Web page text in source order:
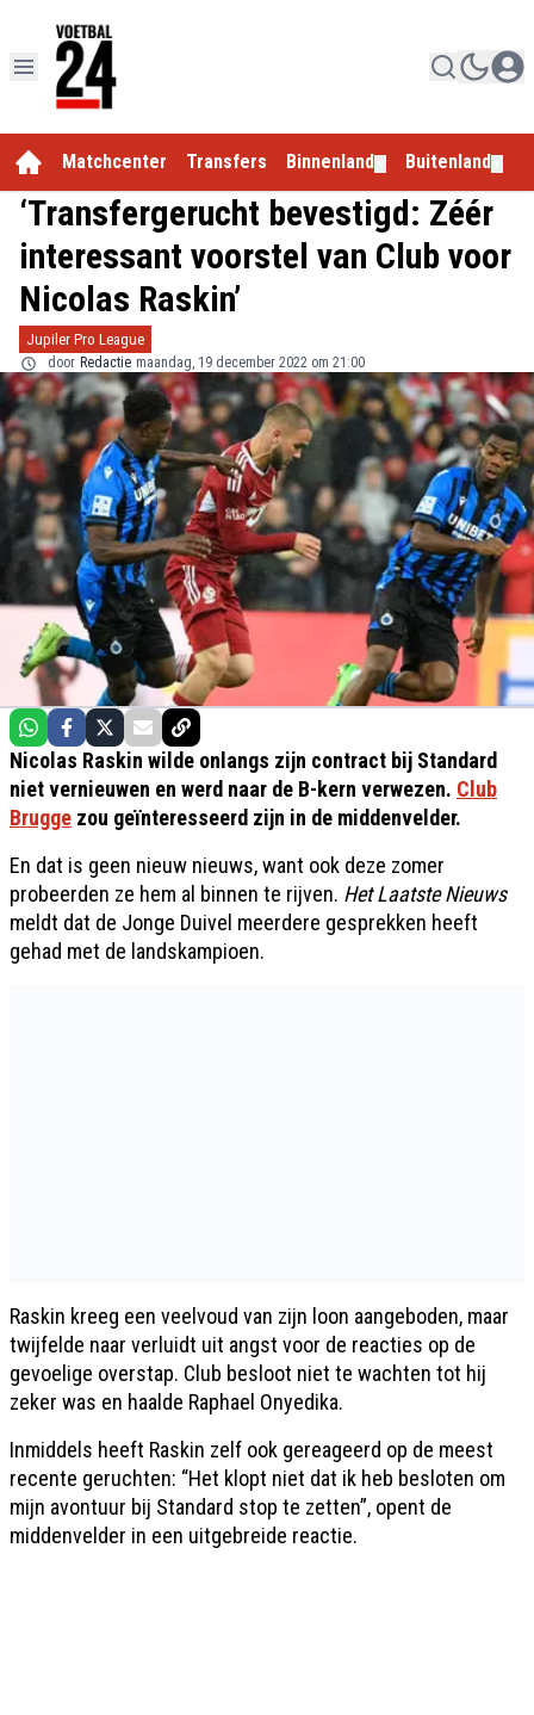
Matchcenter Transfers Binnenland Buitenland
‘Transfergerucht bevestigd: Zéér
interessant voorstel van Club voor
Nicolas Raskin’
Jupiler Pro League
door Redactie maandag, 19 december 2022 om 21:00
Nicolas Raskin wilde onlangs zijn contract bij Standard
niet vernieuwen en werd naar de B-kern verwezen. Club
Brugge zou geïnteresseerd zijn in de middenvelder.
En dat is geen nieuw nieuws, want ook deze zomer
probeerden ze hem al binnen te rijven. Het Laatste Nieuws
meldt dat de Jonge Duivel meerdere gesprekken heeft
gehad met de landskampioen.
Raskin kreeg een veelvoud van zijn loon aangeboden, maar
twijfelde naar verluidt uit angst voor de reacties op de
gevoelige overstap. Club besloot niet te wachten tot hij
zeker was en haalde Raphael Onyedika.
Inmiddels heeft Raskin zelf ook gereageerd op de meest
recente geruchten: “Het klopt niet dat ik heb besloten om
mijn avontuur bij Standard stop te zetten”, opent de
middenvelder in een uitgebreide reactie.